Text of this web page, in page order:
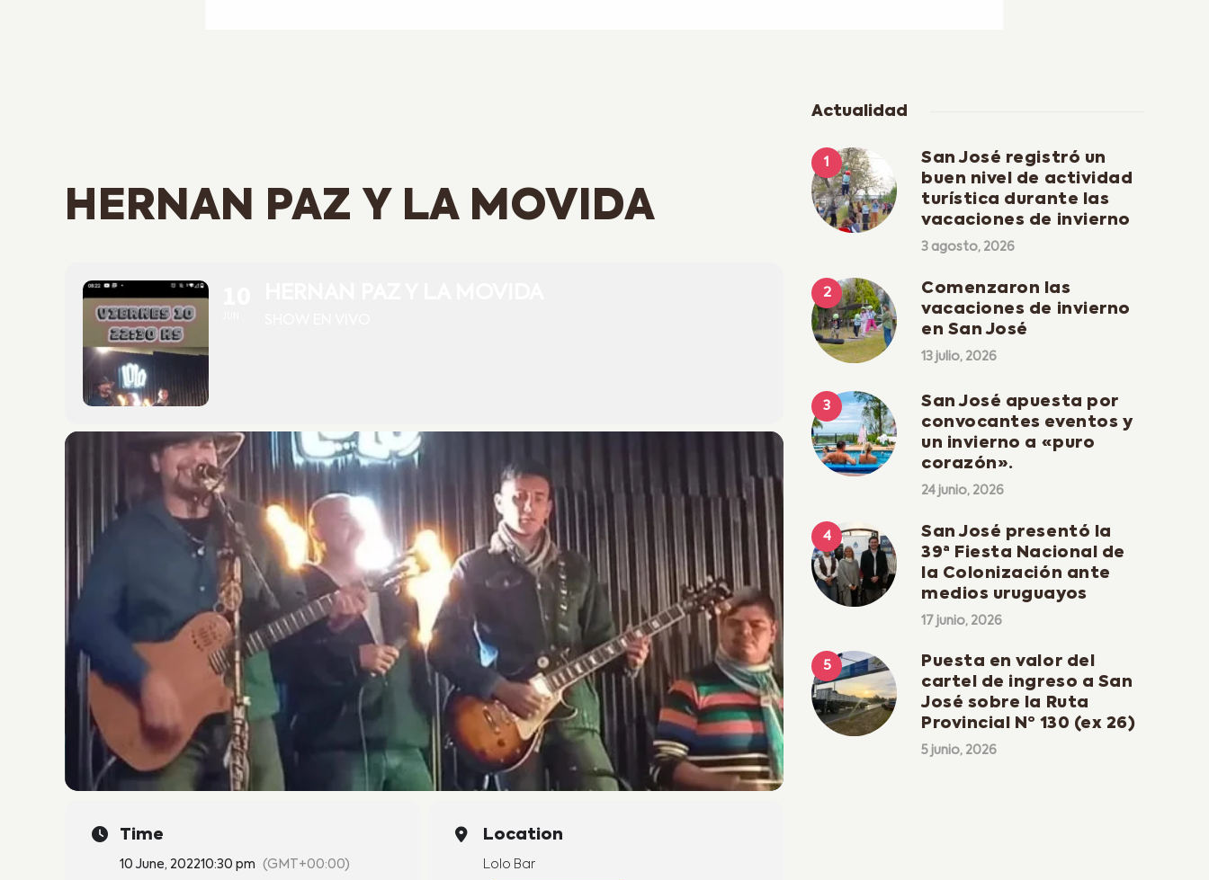
HERNAN PAZ Y LA MOVIDA
Time
10 June, 202210:30 pm (GMT+00:00)
Location
Lolo Bar
Actualidad
San José registró un
buen nivel de actividad
turística durante las
vacaciones de invierno
3 agosto, 2026
Comenzaron las
vacaciones de invierno
en San José
13 julio, 2026
San José apuesta por
convocantes eventos y
un invierno a «puro
corazón».
24 junio, 2026
San José presentó la
39ª Fiesta Nacional de
la Colonización ante
medios uruguayos
17 junio, 2026
Puesta en valor del
cartel de ingreso a San
José sobre la Ruta
Provincial Nº 130 (ex 26)
5 junio, 2026